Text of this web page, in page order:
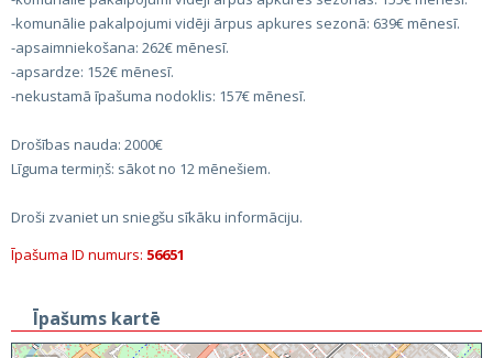
-komunālie pakalpojumi vidēji ārpus apkures sezonā: 639€ mēnesī.
-apsaimniekošana: 262€ mēnesī.
-apsardze: 152€ mēnesī.
-nekustamā īpašuma nodoklis: 157€ mēnesī.
Drošības nauda: 2000€
Līguma termiņš: sākot no 12 mēnešiem.
Droši zvaniet un sniegšu sīkāku informāciju.
Īpašuma ID numurs: 56651
Īpašums kartē